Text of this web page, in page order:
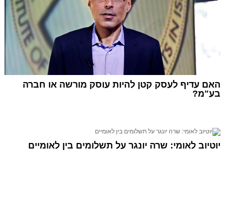
האם עדיף לעסק קטן להיות עוסק מורשה או חברה
בע"מ?
יוטיוב לאומי: שרה יונגר על תשלומים בין לאומיים